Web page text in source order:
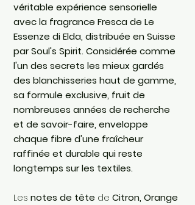
véritable expérience sensorielle
avec la fragrance Fresca de Le
Essenze di Elda, distribuée en Suisse
par Soul's Spirit. Considérée comme
l'un des secrets les mieux gardés
des blanchisseries haut de gamme,
sa formule exclusive, fruit de
nombreuses années de recherche
et de savoir-faire, enveloppe
chaque fibre d'une fraîcheur
raffinée et durable qui reste
longtemps sur les textiles.
Les notes de tête de Citron, Orange